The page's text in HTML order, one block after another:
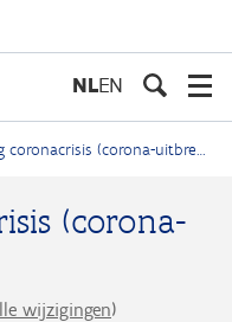
NLEN
(corona-uitbreiding)
(corona-
wijzigingen)